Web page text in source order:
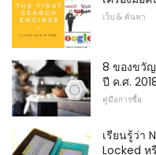
เว็บ & ค้นหา
8 ของขวั
ปี ค.ศ.
คู่มือการซื้อ
เรียนรู้ว่า
Locked ห